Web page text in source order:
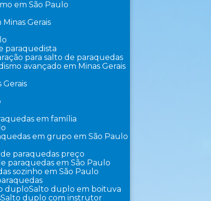
em São Paulo
Minas Gerais
paraquedista
para salto de paraquedas
avançado em Minas Gerais
em família
em grupo em São Paulo
de paraquedas preço
paraquedas em São Paulo
sozinho em São Paulo
duplo Salto duplo em boituva
Salto duplo com instrutor